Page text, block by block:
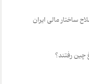
ساختار مالی ایران
رفتند؟